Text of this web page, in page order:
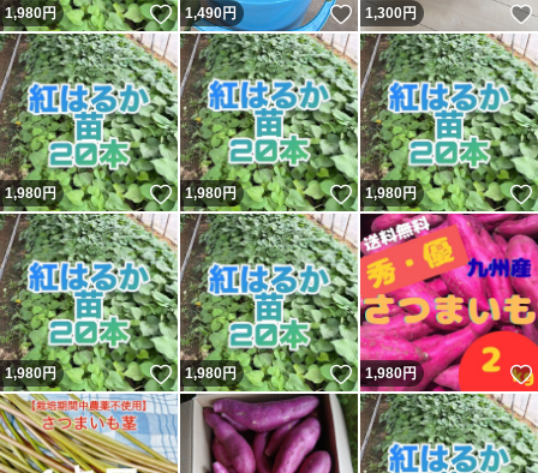
1,980円 いいね！
1,490円 いいね！
1,300円
1,980円 いいね！
1,980円 いいね！
1,980円
1,980円 いいね！
1,980円 いいね！
1,980円